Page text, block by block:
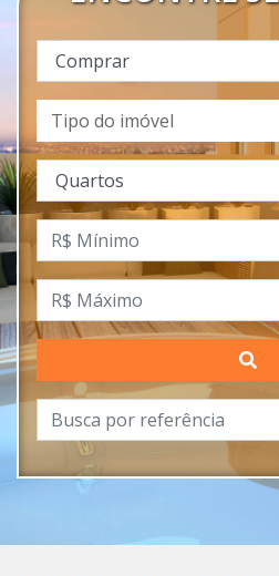
Tipo do imóvel